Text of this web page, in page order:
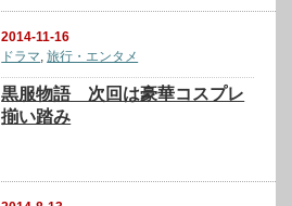
2014-11-16
ドラマ,旅行・エンタメ
黒服物語 次回は豪華コスプレ
揃い踏み